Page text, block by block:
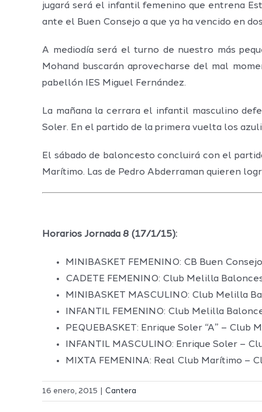
jugará será el infantil femenino que entrena
ante el Buen Consejo a que ya ha vencido en
A mediodía será el turno de nuestro más
Mohand buscarán aprovecharse del mal
pabellón IES Miguel Fernández.
La mañana la cerrara el infantil masculino
Soler. En el partido de la primera vuelta los
El sábado de baloncesto concluirá con el
Marítimo. Las de Pedro Abderraman quieren
Horarios Jornada 8 (17/1/15):
MINIBASKET FEMENINO: CB Buen
CADETE FEMENINO: Club Melilla
MINIBASKET MASCULINO: Club Melilla
INFANTIL FEMENINO: Club Melilla
PEQUEBASKET: Enrique Soler “A” –
INFANTIL MASCULINO: Enrique Soler –
MIXTA FEMENINA: Real Club Marítimo –
16 enero, 2015 Cantera